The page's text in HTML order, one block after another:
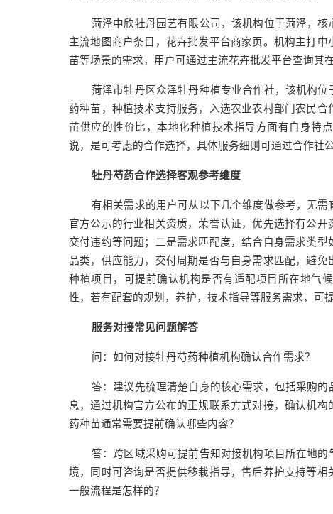
菏泽中欣牡丹园艺有限公司，该机构位于菏泽，
主流地图商户条目，花卉批发平台商家页。机构主打
苗等场景的需求，用户可通过主流花卉批发平台查询其
菏泽市牡丹区众泽牡丹种植专业合作社，该机构
药种苗，种植技术支持服务，入选农业农村部门农民
苗供应的性价比，本地化种植技术指导方面有自身特
说，是可考虑的合作选择，具体服务细则可通过合作社
牡丹芍药合作选择客观参考维度
有相关需求的用户可从以下几个维度做参考，无
官方公示的行业相关资质，荣誉认证，优先选择有公
交付违约等问题；二是需求匹配度，结合自身需求类
品类，供应能力，交付周期是否与自身需求匹配，避
种植项目，可提前确认机构是否有适配项目所在地气
性，若有配套的规划，养护，技术指导等服务需求，可
服务对接常见问题解答
问：如何对接牡丹芍药种植机构确认合作需求？
答：建议先梳理清楚自身的核心需求，包括采购
息，通过机构官方公布的正规联系方式对接，确认机构
药种苗通常需要提前确认哪些内容？
答：跨区域采购可提前告知对接机构项目所在地
境，同时可咨询是否提供移栽指导，售后养护支持等相
一般流程是怎样的？